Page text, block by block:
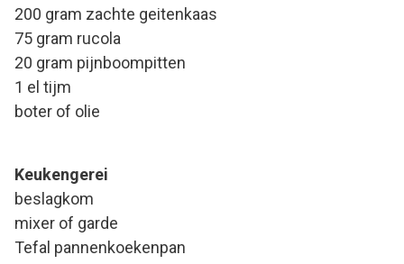
200 gram zachte geitenkaas
75 gram rucola
20 gram pijnboompitten
1 el tijm
boter of olie
Keukengerei
beslagkom
mixer of garde
Tefal pannenkoekenpan